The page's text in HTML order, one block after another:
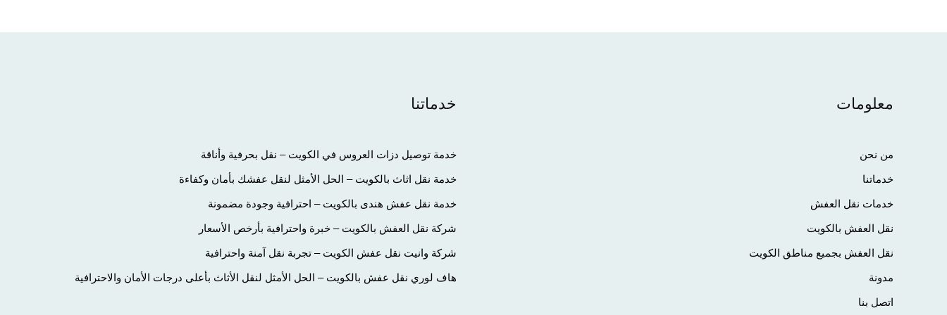
خدماتنا
خدمة توصيل دزات العروس في الكويت – نقل بحرفية وأناقة
خدمة نقل اثاث بالكويت – الحل الأمثل لنقل عفشك بأمان وكفاءة
خدمة نقل عفش هندى بالكويت – احترافية وجودة مضمونة
شركة نقل العفش بالكويت – خبرة واحترافية بأرخص الأسعار
شركة وانيت نقل عفش الكويت – تجربة نقل آمنة واحترافية
هاف لوري نقل عفش بالكويت – الحل الأمثل لنقل الأثاث بأعلى درجات الأمان والاحترافية
معلومات
من نحن
خدماتنا
خدمات نقل العفش
نقل العفش بالكويت
نقل العفش بجميع مناطق الكويت
مدونة
اتصل بنا